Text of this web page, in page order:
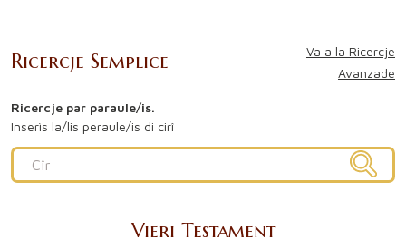
Ricercje Semplice
Va a la Ricercje
Avanzade
Ricercje par paraule/is.
Inserìs la/lis peraule/is di cirî
Vieri Testament